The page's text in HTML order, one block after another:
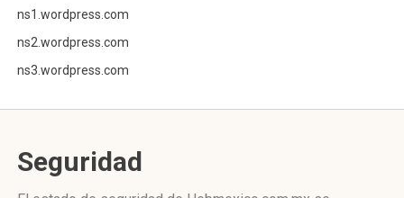
ns1.wordpress.com
ns2.wordpress.com
ns3.wordpress.com
Seguridad